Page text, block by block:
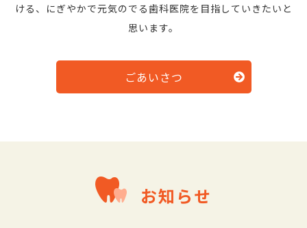
ける、
にぎやかで元気のでる歯科医院を目指していきたいと
思います。
ごあいさつ
お知らせ